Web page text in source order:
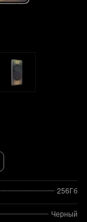
256Гб
Черный